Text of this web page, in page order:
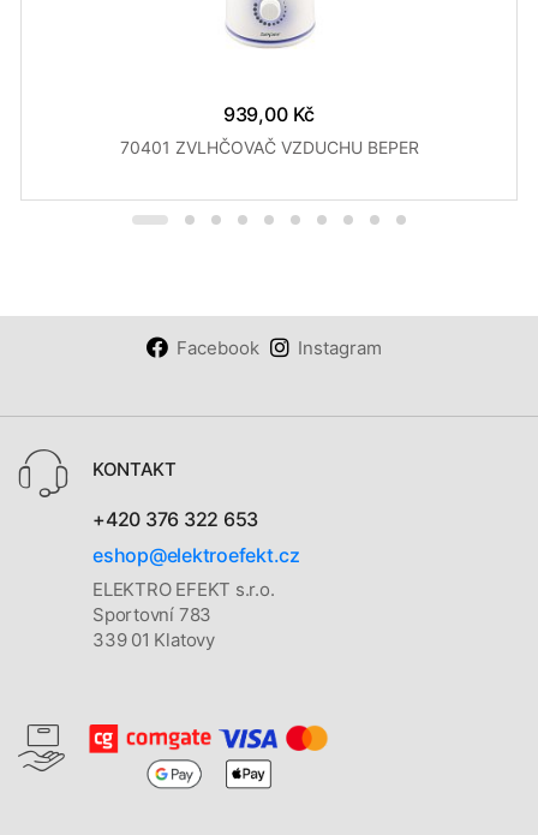
939,00 Kč
70401 ZVLHČOVAČ VZDUCHU BEPER
Facebook Instagram
KONTAKT
+420 376 322 653
eshop@elektroefekt.cz
ELEKTRO EFEKT s.r.o.
Sportovní 783
339 01 Klatovy